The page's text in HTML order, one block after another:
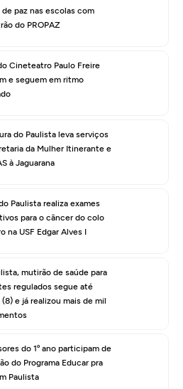
paz nas escolas com
do PROPAZ
Cineteatro Paulo Freire
e seguem em ritmo
do Paulista leva serviços
da Mulher Itinerante e
à Jaguarana
Paulista realiza exames
para o câncer do colo
na USF Edgar Alves I
mutirão de saúde para
regulados segue até
(8) e já realizou mais de mil
do 1º ano participam de
do Programa Educar pra
Paulista